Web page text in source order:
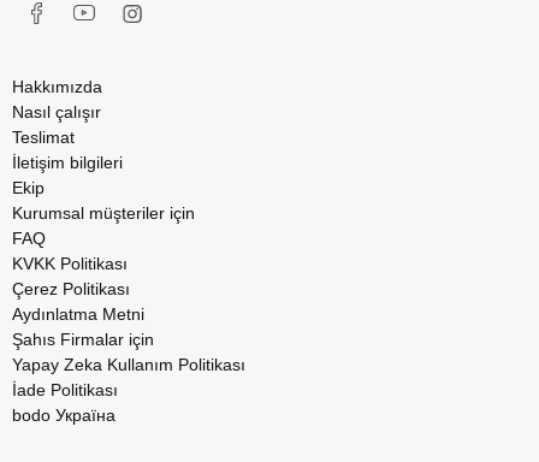
Hakkımızda
Nasıl çalışır
Teslimat
İletişim bilgileri
Ekip
Kurumsal müşteriler için
FAQ
KVKK Politikası
Çerez Politikası
Aydınlatma Metni
Şahıs Firmalar için
Yapay Zeka Kullanım Politikası
İade Politikası
bodo Україна